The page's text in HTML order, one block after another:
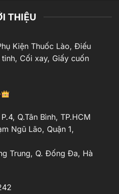
THIỆU
Kiện Thuốc Lào, Điếu
Cối xay, Giấy cuốn
Q.Tân Bình, TP.HCM
Ngũ Lão, Quận 1,
Trung, Q. Đống Đa, Hà